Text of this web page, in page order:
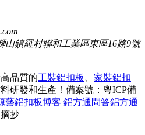
山鎮羅村聯和工業區東區16路9號
品質的工裝鋁扣板
家裝鋁扣
研發和生產！ 備案號：粵ICP備
藝鋁扣板博客 鋁方通問答鋁方通
抄